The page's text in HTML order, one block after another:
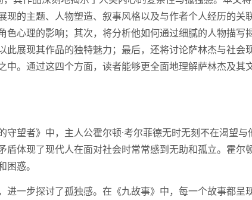
的主题、人物塑造、叙事风格以及与作者个人经历的关联
心理的影响；其次，将分析他如何通过细腻的人物描写
展现其作品的独特魅力；最后，还将讨论萨林杰与社会
。通过这四个方面，读者能够更全面地理解萨林杰及其
望者》中，主人公霍尔顿·考尔菲德无时无刻不在渴望与
体现了现代人在面对社会时常常感到无助和孤立。霍尔
惑。
进一步探讨了孤独感。在《九故事》中，每一个故事都呈